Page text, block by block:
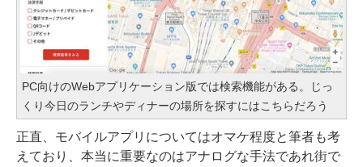
PC向けのWebアプリケーション版では検索機能がある。じっ
くり今日のランチやディナーの場所を探すにはこちらだろう
正直、モバイルアプリについてはオマケ程度と筆者も考
えており、本当に重要なのはアナログな手法であれ街で